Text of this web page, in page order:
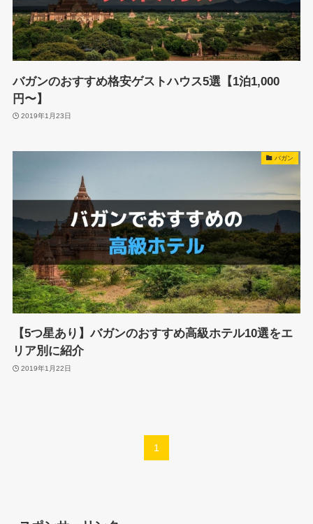
バガンのおすすめ格安ゲストハウス5選【1泊1,000
円〜】
2019年1月23日
バガン
【5つ星あり】バガンのおすすめ高級ホテル10選をエ
リア別に紹介
2019年1月22日
1